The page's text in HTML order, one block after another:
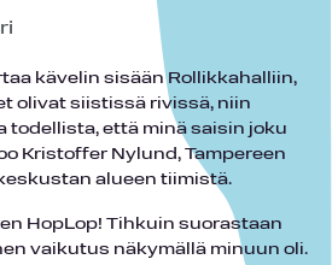
kävelin sisään Rollikkahalliin,
olivat siistissä rivissä, niin
todellista, että minä saisin joku
Kristoffer Nylund, Tampereen
alueen tiimistä.
HopLop! Tihkuin suorastaan
vaikutus näkymällä minuun oli.